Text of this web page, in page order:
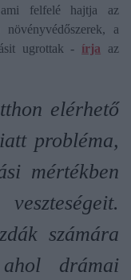
ami felfelé hajtja az
a
ugrottak - írja az
elérhető
probléma,
mértékben
számára
drámai